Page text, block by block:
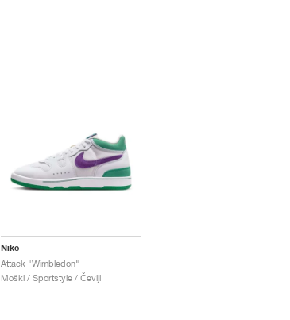
Nike
Attack "Wimbledon"
Moški / Sportstyle / Čevlji